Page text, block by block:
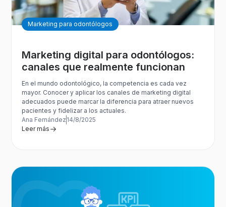
Marketing para odontólogos
Marketing digital para odontólogos:
canales que realmente funcionan
En el mundo odontológico, la competencia es cada vez
mayor. Conocer y aplicar los canales de marketing digital
adecuados puede marcar la diferencia para atraer nuevos
pacientes y fidelizar a los actuales.
Ana Fernández 14/8/2025
Leer más